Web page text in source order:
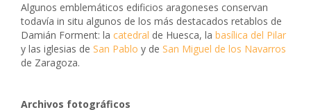
Algunos emblemáticos edificios aragoneses conservan
todavía in situ algunos de los más destacados retablos de
Damián Forment: la catedral de Huesca, la basílica del Pilar
y las iglesias de San Pablo y de San Miguel de los Navarros
de Zaragoza.
Archivos fotográficos